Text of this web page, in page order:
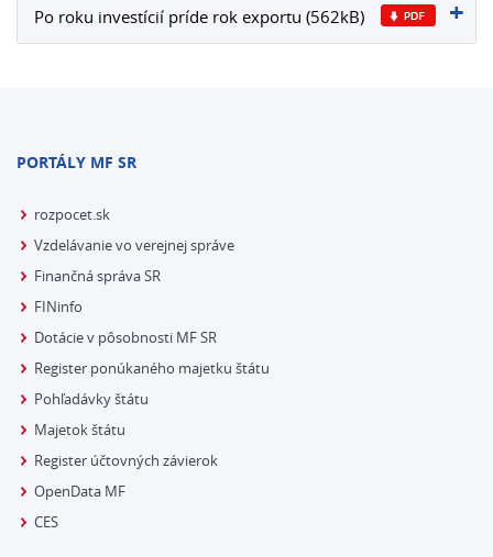
Po roku investícií príde rok exportu (562kB)
PORTÁLY MF SR
rozpocet.sk
Vzdelávanie vo verejnej správe
Finančná správa SR
FINinfo
Dotácie v pôsobnosti MF SR
Register ponúkaného majetku štátu
Pohľadávky štátu
Majetok štátu
Register účtovných závierok
OpenData MF
CES